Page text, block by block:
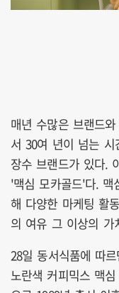
매년 수많은 브랜드
서 30여 년이 넘는
장수 브랜드가 있다.
'맥심 모카골드'다. 맥
해 다양한 마케팅 활
의 여유 그 이상의 가
28일 동서식품에 따
노란색 커피믹스 맥